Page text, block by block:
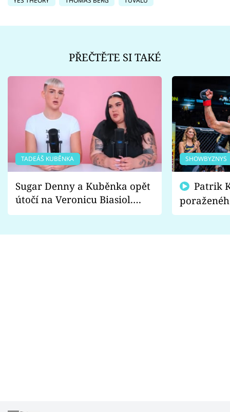
PŘEČTĚTE SI TAKÉ
TADEÁŠ KUBĚNKA
Sugar Denny a Kuběnka opět
útočí na Veronicu Biasiol.
Proč je podle nich falešná a
SHOWBYZNYS
fanoušci